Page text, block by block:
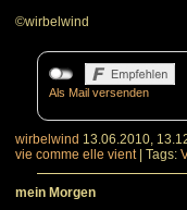
©wirbelwind
Als Mail versenden
wirbelwind 13.06.2010,
vie comme elle vient| Tags:
mein Morgen